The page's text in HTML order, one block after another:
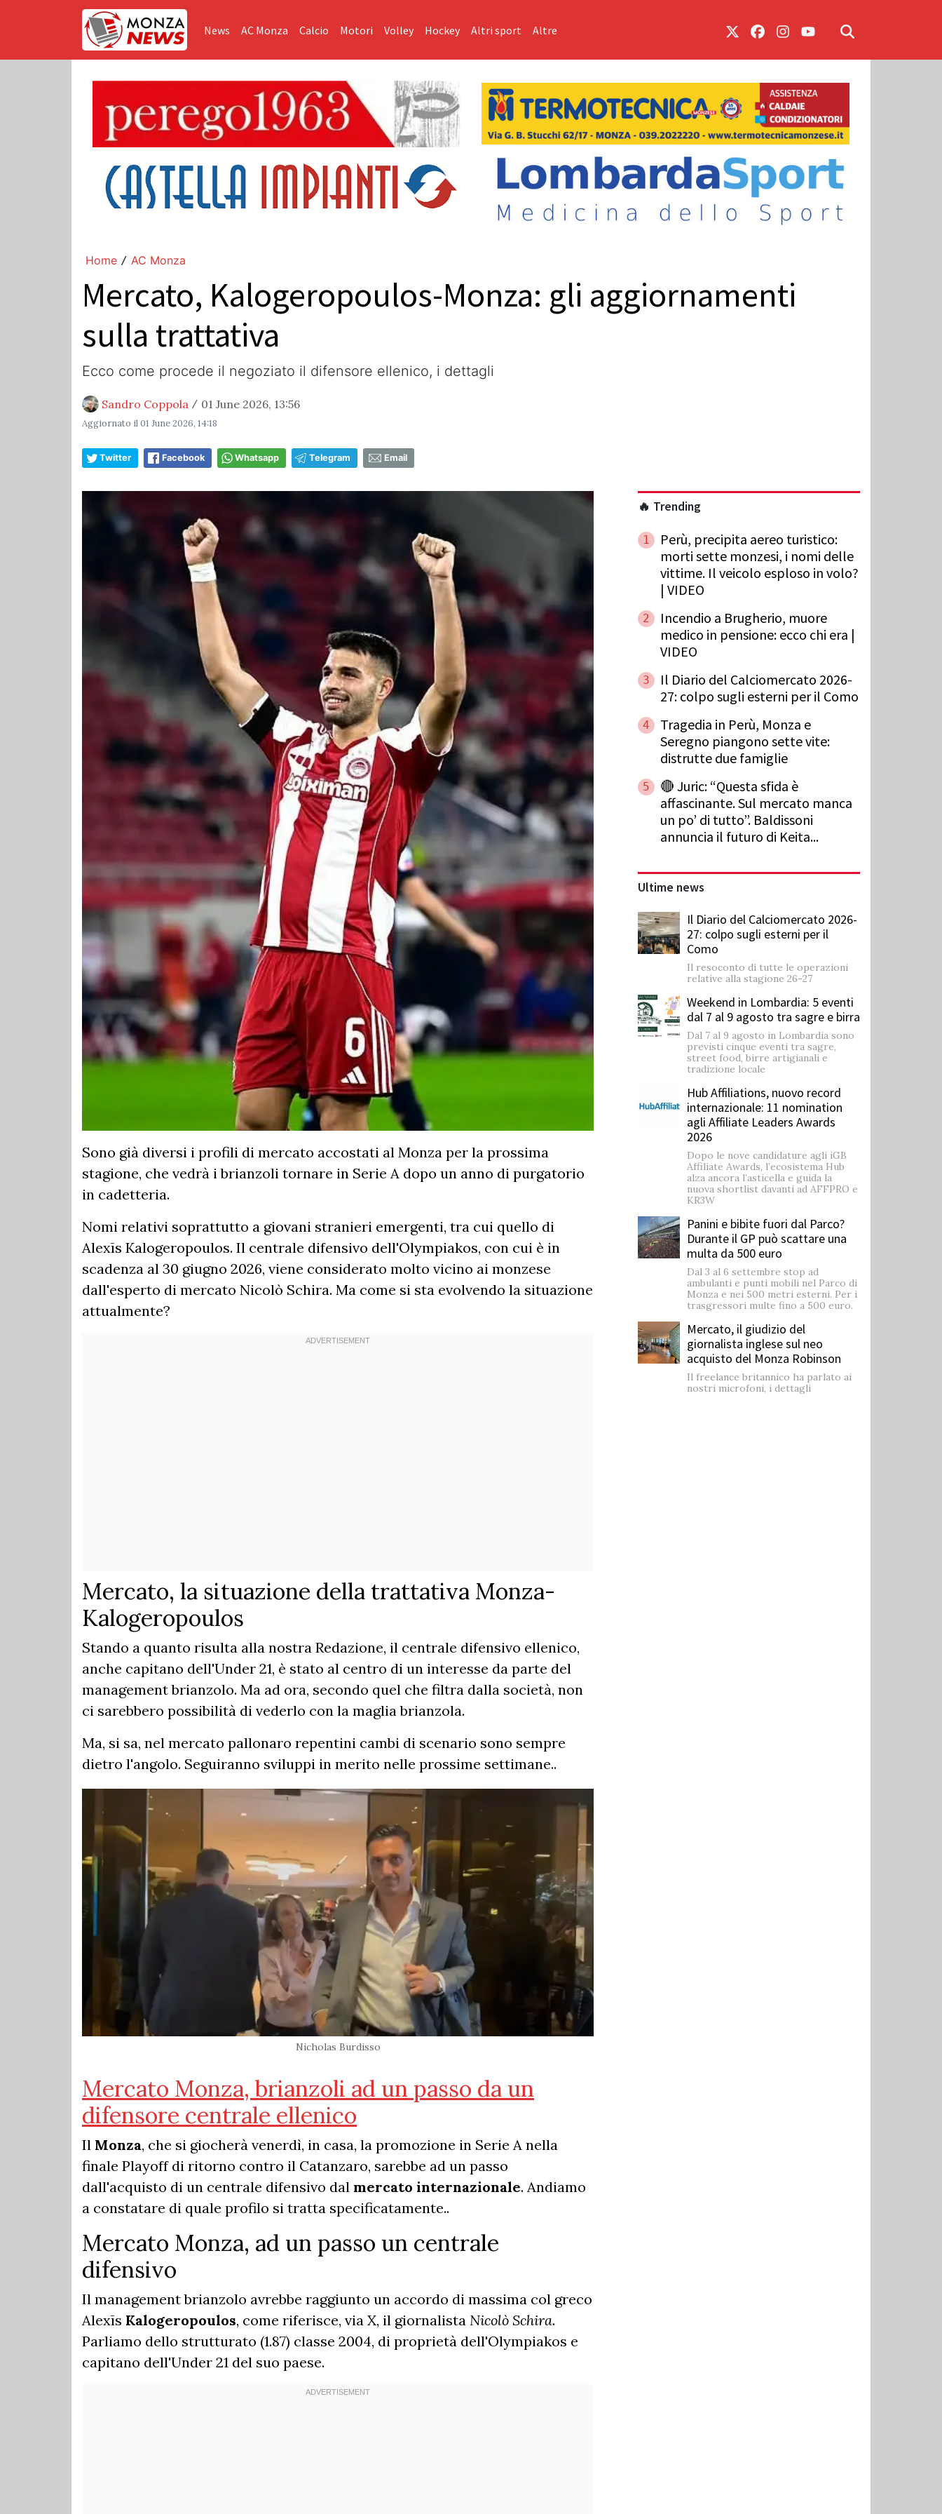
News AC Monza Calcio Motori Volley Hockey Altri sport Altre
Home / AC Monza
Mercato, Kalogeropoulos-Monza: gli aggiornamenti
sulla trattativa
Ecco come procede il negoziato il difensore ellenico, i dettagli
Sandro Coppola / 01 June 2026, 13:56
Aggiornato il01 June 2026, 14:18
Twitter Facebook Whatsapp Telegram Email
Sono già diversi i profili di mercato accostati al Monza per la prossima
stagione, che vedrà i brianzoli tornare in Serie A dopo un anno di purgatorio
in cadetteria.
Nomi relativi soprattutto a giovani stranieri emergenti, tra cui quello di
Alexīs Kalogeropoulos. Il centrale difensivo dell'Olympiakos, con cui è in
scadenza al 30 giugno 2026, viene considerato molto vicino ai monzese
dall'esperto di mercato Nicolò Schira. Ma come si sta evolvendo la situazione
attualmente?
Mercato, la situazione della trattativa Monza-
Kalogeropoulos
Stando a quanto risulta alla nostra Redazione, il centrale difensivo ellenico,
anche capitano dell'Under 21, è stato al centro di un interesse da parte del
management brianzolo. Ma ad ora, secondo quel che filtra dalla società, non
ci sarebbero possibilità di vederlo con la maglia brianzola.
Ma, si sa, nel mercato pallonaro repentini cambi di scenario sono sempre
dietro l'angolo. Seguiranno sviluppi in merito nelle prossime settimane..
Nicholas Burdisso
Mercato Monza, brianzoli ad un passo da un
difensore centrale ellenico
Il Monza, che si giocherà venerdì, in casa, la promozione in Serie A nella
finale Playoff di ritorno contro il Catanzaro, sarebbe ad un passo
dall'acquisto di un centrale difensivo dal mercato internazionale. Andiamo
a constatare di quale profilo si tratta specificatamente..
Mercato Monza, ad un passo un centrale
difensivo
Il management brianzolo avrebbe raggiunto un accordo di massima col greco
Alexīs Kalogeropoulos, come riferisce, via X, il giornalista Nicolò Schira.
Parliamo dello strutturato (1.87) classe 2004, di proprietà dell'Olympiakos e
capitano dell'Under 21 del suo paese.
🔥 Trending
1
Perù, precipita aereo turistico:
morti sette monzesi, i nomi delle
vittime. Il veicolo esploso in volo?
| VIDEO
2
Incendio a Brugherio, muore
medico in pensione: ecco chi era |
VIDEO
3
Il Diario del Calciomercato 2026-
27: colpo sugli esterni per il Como
4
Tragedia in Perù, Monza e
Seregno piangono sette vite:
distrutte due famiglie
5
🔴 Juric: “Questa sfida è
affascinante. Sul mercato manca
un po’ di tutto”. Baldissoni
annuncia il futuro di Keita...
Ultime news
Il Diario del Calciomercato 2026-
27: colpo sugli esterni per il
Como
Il resoconto di tutte le operazioni
relative alla stagione 26-27
Weekend in Lombardia: 5 eventi
dal 7 al 9 agosto tra sagre e birra
Dal 7 al 9 agosto in Lombardia sono
previsti cinque eventi tra sagre,
street food, birre artigianali e
tradizione locale
Hub Affiliations, nuovo record
internazionale: 11 nomination
agli Affiliate Leaders Awards
2026
Dopo le nove candidature agli iGB
Affiliate Awards, l’ecosistema Hub
alza ancora l’asticella e guida la
nuova shortlist davanti ad AFFPRO e
KR3W
Panini e bibite fuori dal Parco?
Durante il GP può scattare una
multa da 500 euro
Dal 3 al 6 settembre stop ad
ambulanti e punti mobili nel Parco di
Monza e nei 500 metri esterni. Per i
trasgressori multe fino a 500 euro.
Mercato, il giudizio del
giornalista inglese sul neo
acquisto del Monza Robinson
Il freelance britannico ha parlato ai
nostri microfoni, i dettagli